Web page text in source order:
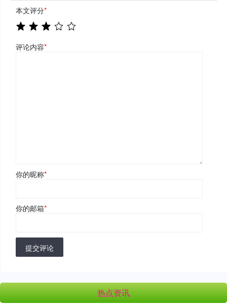
本文评分*
评论内容*
你的昵称*
你的邮箱*
提交评论
热点资讯